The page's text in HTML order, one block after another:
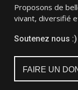
Proposons de
vivant, diversifié
Soutenez nous :)
FAIRE UN